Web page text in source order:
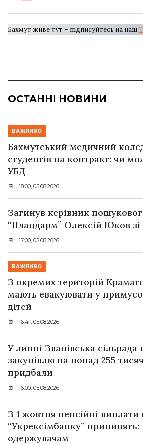
Бахмут живе тут – підписуйтесь на наш
ОСТАННІ НОВИНИ
ВАЖЛИВО
Бахмутський медичний
студентів на контракт: чи
УБД
18:00, 05.08.2026
Загинув керівник
“Плацдарм” Олексій Юков зі
17:00, 05.08.2026
ВАЖЛИВО
З окремих територій
мають евакуювати у
дітей
16:41, 05.08.2026
У липні Званівська
закупівлю на понад 255
придбали
16:00, 05.08.2026
З 1 жовтня пенсійні виплати
“Укрексімбанку”
одержувачам